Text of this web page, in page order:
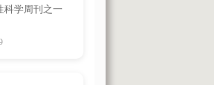
科学周刊之一